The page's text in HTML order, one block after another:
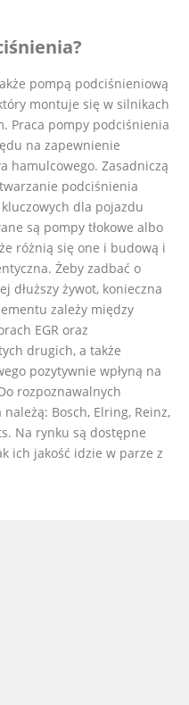
pompą podciśnieniową
montuje się w silnikach
Praca pompy podciśnienia
na zapewnienie
hamulcowego. Zasadniczą
podciśnienia
dla pojazdu
są pompy tłokowe albo
różnią się one i budową i
Żeby zadbać o
dłuższy żywot, konieczna
zależy między
EGR oraz
drugich, a także
pozytywnie wpłyną na
rozpoznawalnych
Bosch, Elring, Reinz,
Na rynku są dostępne
ich jakość idzie w parze z